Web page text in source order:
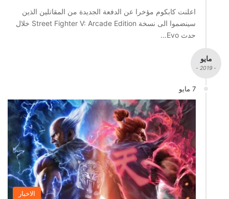
اعلنت كابكوم مؤخرا عن الدفعة الجديدة من المقاتلين الذين
سينضموا الى نسخة Street Fighter V: Arcade Edition خلال
حدث Evo…
مايو
- 2019 -
7 مايو
الاخبار